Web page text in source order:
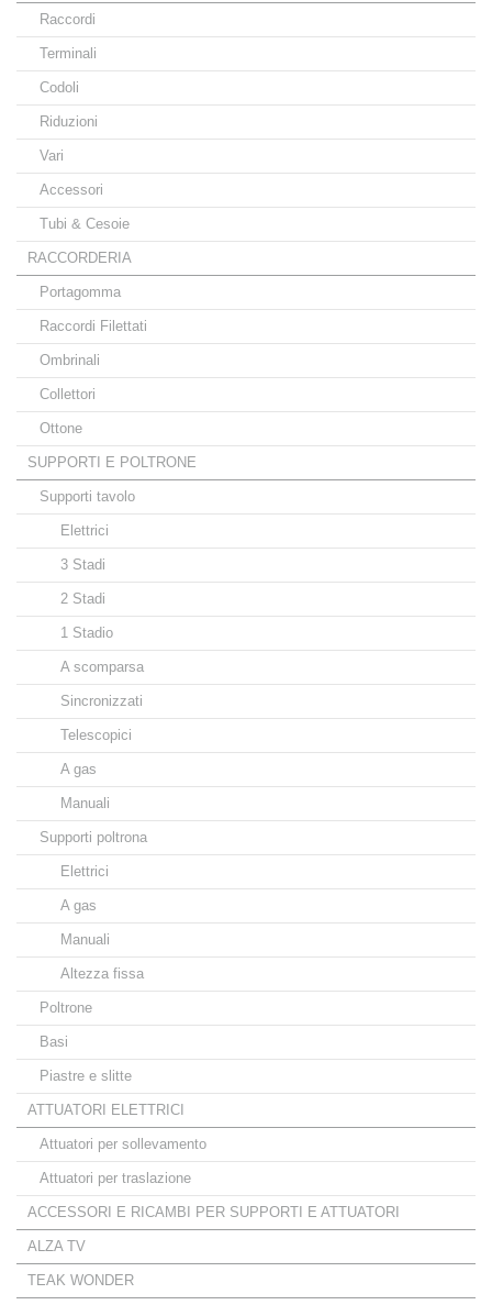
Raccordi
Terminali
Codoli
Riduzioni
Vari
Accessori
Tubi & Cesoie
RACCORDERIA
Portagomma
Raccordi Filettati
Ombrinali
Collettori
Ottone
SUPPORTI E POLTRONE
Supporti tavolo
Elettrici
3 Stadi
2 Stadi
1 Stadio
A scomparsa
Sincronizzati
Telescopici
A gas
Manuali
Supporti poltrona
Elettrici
A gas
Manuali
Altezza fissa
Poltrone
Basi
Piastre e slitte
ATTUATORI ELETTRICI
Attuatori per sollevamento
Attuatori per traslazione
ACCESSORI E RICAMBI PER SUPPORTI E ATTUATORI
ALZA TV
TEAK WONDER